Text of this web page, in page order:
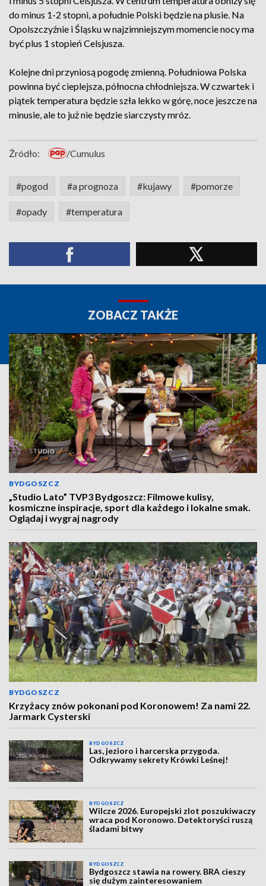
do minus 1-2 stopni, a południe Polski będzie na plusie. Na
Opolszczyźnie i Śląsku w najzimniejszym momencie nocy ma
być plus 1 stopień Celsjusza.
Kolejne dni przyniosą pogodę zmienną. Południowa Polska
powinna być cieplejsza, północna chłodniejsza. W czwartek i
piątek temperatura będzie szła lekko w górę, noce jeszcze na
minusie, ale to już nie będzie siarczysty mróz.
Źródło: /Cumulus
#pogod #a prognoza #kujawy #pomorze
#opady #temperatura
ZOBACZ TAKŻE
BYDGOSZCZ
„Studio Lato” TVP3 Bydgoszcz: Filmowe kulisy,
kosmiczne inspiracje, sport dla każdego i lokalne smak.
Oglądaj i wygraj nagrody
BYDGOSZCZ
Krzyżacy znów pokonani pod Koronowem! Za nami 22.
Jarmark Cysterski
BYDGOSZCZ
Las, jezioro i harcerska przygoda.
Odkrywamy sekrety Krówki Leśnej!
BYDGOSZCZ
Wilcze 2026. Europejski zlot poszukiwaczy
wraca pod Koronowo. Detektoryści ruszą
śladami bitwy
BYDGOSZCZ
Bydgoszcz stawia na rowery. BRA cieszy
się dużym zainteresowaniem